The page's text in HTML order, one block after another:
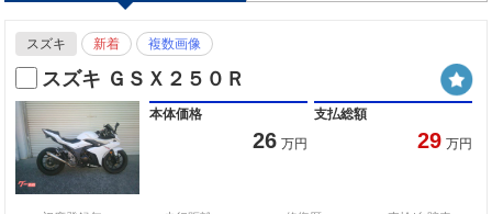
スズキ 新着 複数画像
スズキ ＧＳＸ２５０Ｒ
本体価格
26 万円
支払総額
29 万円